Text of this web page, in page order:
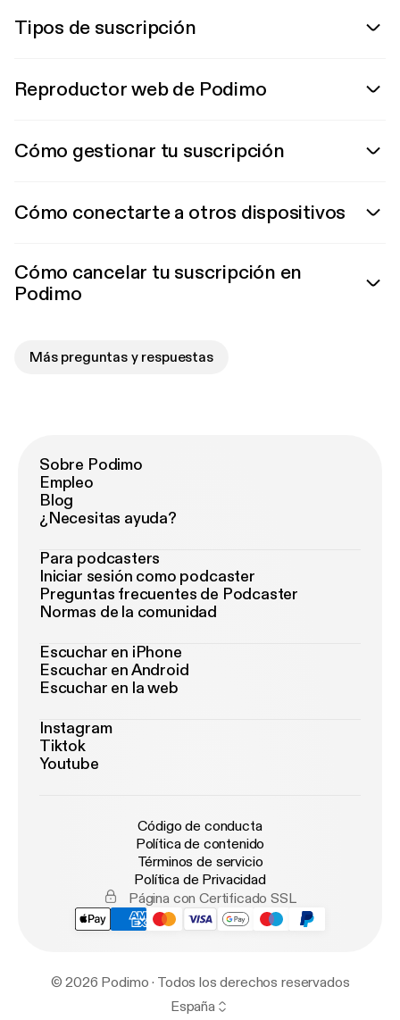
Tipos de suscripción
Reproductor web de Podimo
Cómo gestionar tu suscripción
Cómo conectarte a otros dispositivos
Cómo cancelar tu suscripción en
Podimo
Más preguntas y respuestas
Sobre Podimo
Empleo
Blog
¿Necesitas ayuda?
Para podcasters
Iniciar sesión como podcaster
Preguntas frecuentes de Podcaster
Normas de la comunidad
Escuchar en iPhone
Escuchar en Android
Escuchar en la web
Instagram
Tiktok
Youtube
Código de conducta
Política de contenido
Términos de servicio
Política de Privacidad
Página con Certificado SSL
© 2026 Podimo · Todos los derechos reservados
España